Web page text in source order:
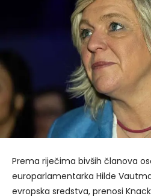
Prema riječima bivših članova
europarlamentarka Hilde
evropska sredstva, prenosi